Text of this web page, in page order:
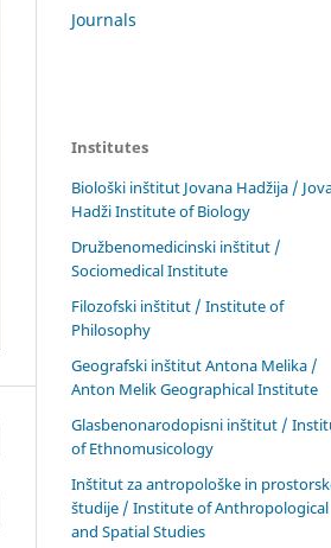
Journals
Institutes
Biološki inštitut Jovana Hadžija /
Hadži Institute of Biology
Družbenomedicinski inštitut /
Sociomedical Institute
Filozofski inštitut / Institute of
Philosophy
Geografski inštitut Antona Melika /
Anton Melik Geographical Institute
Glasbenonarodopisni inštitut /
of Ethnomusicology
Inštitut za antropološke in
študije / Institute of Anthropological
and Spatial Studies